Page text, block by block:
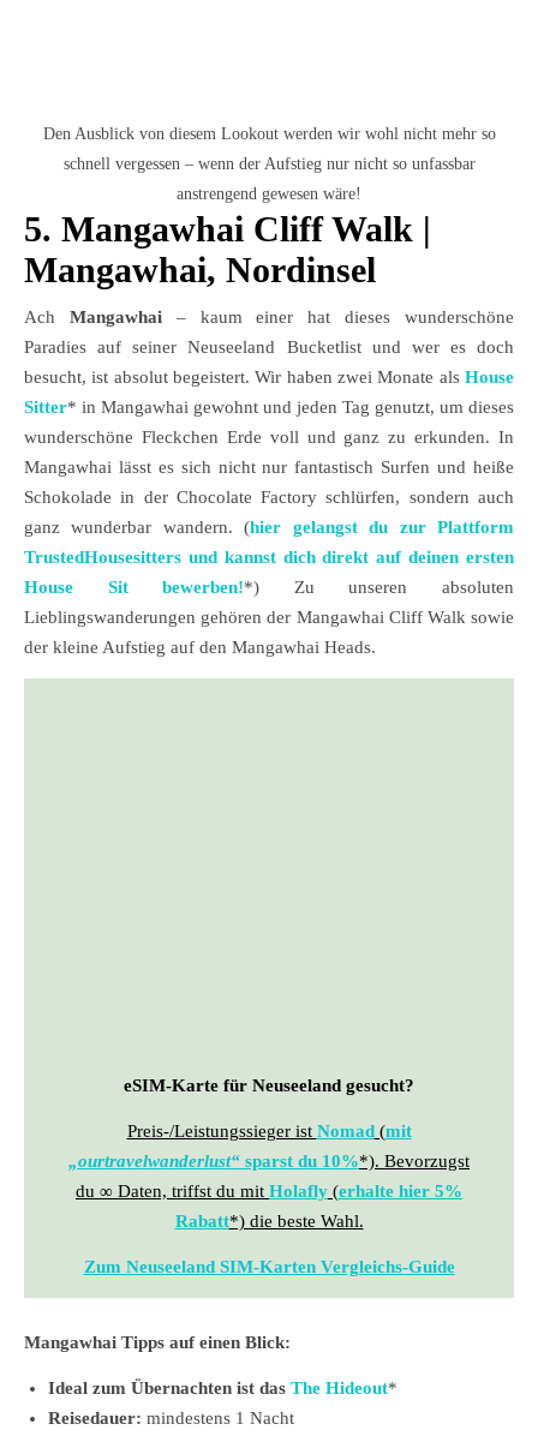
Den Ausblick von diesem Lookout werden wir wohl nicht mehr so
schnell vergessen – wenn der Aufstieg nur nicht so unfassbar
anstrengend gewesen wäre!
5. Mangawhai Cliff Walk |
Mangawhai, Nordinsel
Ach Mangawhai– kaum einer hat dieses wunderschöne
Paradies auf seiner Neuseeland Bucketlist und wer es doch
besucht, ist absolut begeistert. Wir haben zwei Monate als House
Sitter* in Mangawhai gewohnt und jeden Tag genutzt, um dieses
wunderschöne Fleckchen Erde voll und ganz zu erkunden. In
Mangawhai lässt es sich nicht nur fantastisch Surfen und heiße
Schokolade in der Chocolate Factory schlürfen, sondern auch
ganz wunderbar wandern. (hier gelangst du zur Plattform
TrustedHousesitters und kannst dich direkt auf deinen ersten
House Sit bewerben!*) Zu unseren absoluten
Lieblingswanderungen gehören der Mangawhai Cliff Walk sowie
der kleine Aufstieg auf den Mangawhai Heads.
eSIM-Karte für Neuseeland gesucht?
Preis-/Leistungssieger ist Nomad(mit
„ourtravelwanderlust“ sparst du 10%*). Bevorzugst
du ∞ Daten, triffst du mit Holafly (erhalte hier 5%
Rabatt*) die beste Wahl.
Zum Neuseeland SIM-Karten Vergleichs-Guide
Mangawhai Tipps auf einen Blick:
Ideal zum Übernachten ist das The Hideout*
Reisedauer: mindestens 1 Nacht